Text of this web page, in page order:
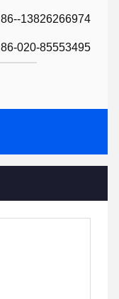
86--13826266974
86-020-85553495